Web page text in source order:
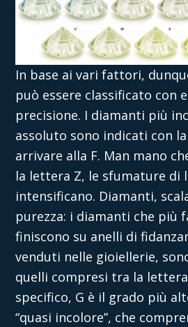
In base ai vari fattori,
può essere classificato con
precisione. I diamanti più
assoluto sono indicati con
arrivare alla F. Man mano
la lettera Z, le sfumature di
intensificano. Diamanti,
purezza: i diamanti che più
finiscono su anelli di
venduti nelle gioiellerie,
quelli compresi tra la lettera
specifico, G è il grado più
“quasi incolore”, che